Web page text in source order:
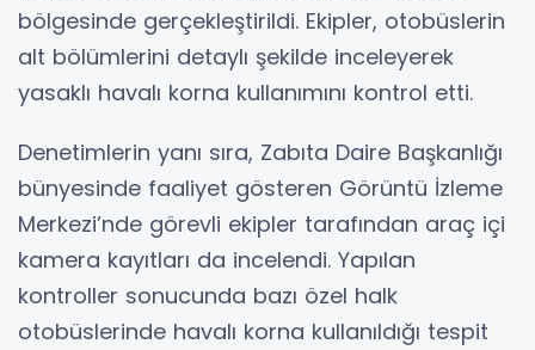
bölgesinde gerçekleştirildi. Ekipler, otobüslerin
alt bölümlerini detaylı şekilde inceleyerek
yasaklı havalı korna kullanımını kontrol etti.
Denetimlerin yanı sıra, Zabıta Daire Başkanlığı
bünyesinde faaliyet gösteren Görüntü İzleme
Merkezi’nde görevli ekipler tarafından araç içi
kamera kayıtları da incelendi. Yapılan
kontroller sonucunda bazı özel halk
otobüslerinde havalı korna kullanıldığı tespit